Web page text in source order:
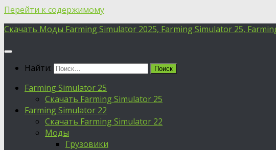
Перейти к содержимому
Скачать Моды Farming Simulator 2025, Farming Simulator 25,
Найти:
Farming Simulator 25
Скачать Farming Simulator 25
Farming Simulator 22
Скачать Farming Simulator 22
Моды
Грузовики